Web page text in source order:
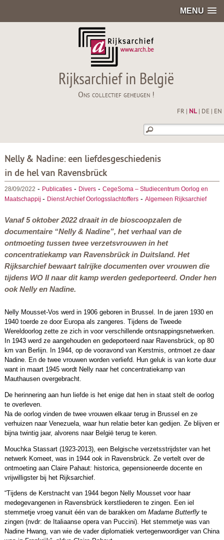
MENU
Rijksarchief in België
Ons collectief geheugen !
FR NL| DE EN
Nelly & Nadine: een liefdesgeschiedenis
in de hel van Ravensbrück
28/09/2022 - Publicaties- Divers- CegeSoma – Studiecentrum Oorlog en
Maatschappij - Dienst Archief Oorlogsslachtoffers- Algemeen Rijksarchief
Vanaf 5 oktober 2022 draait in de bioscoopzalen de
documentaire “Nelly & Nadine”, het verhaal van de
ontmoeting tussen twee verzetsvrouwen in het
concentratiekamp van Ravensbrück in Duitsland. Het
Rijksarchief bewaart talrijke documenten over vrouwen die
tijdens WO II naar dit kamp werden gedeporteerd. Onder hen
ook Nelly en Nadine.
Nelly Mousset-Vos werd in 1906 geboren in Brussel. In de jaren 1930 en
1940 toerde ze door Europa als zangeres. Tijdens de Tweede
Wereldoorlog zette ze zich in voor verschillende ontsnappingsnetwerken.
In 1943 werd ze aangehouden en gedeporteerd naar Ravensbrück, op 80
km van Berlijn. In 1944, op de vooravond van Kerstmis, ontmoet ze daar
Nadine. En de twee vrouwen worden verliefd. Hun geluk is van korte duur
want in maart 1945 wordt Nelly naar het concentratiekamp van
Mauthausen overgebracht.
De herinnering aan hun liefde is het enige dat hen in staat stelt de oorlog
te overleven.
Na de oorlog vinden de twee vrouwen elkaar terug in Brussel en ze
verhuizen naar Venezuela, waar hun relatie beter kan gedijen. Ze blijven er
bijna twintig jaar, alvorens naar België terug te keren.
Mouchka Stassart (1923-2013), een Belgische verzetsstrijdster van het
netwerk Komeet, was in 1944 ook in Ravensbrück. Ze vertelt over de
ontmoeting aan Claire Pahaut: historica, gepensioneerde docente en
vrijwilligster bij het Rijksarchief.
“Tijdens de Kerstnacht van 1944 begon Nelly Mousset voor haar
medegevangenen in Ravensbrück kerstliederen te zingen. Een iel
stemmetje vroeg vanuit één van de barakken om Madame Butterfly te
zingen (nvdr: de Italiaanse opera van Puccini). Het stemmetje was van
Nadine Hwang, van wie de vader diplomatiek vertegenwoordiger van China